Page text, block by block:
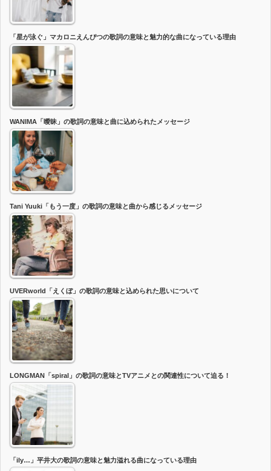
「星が泳ぐ」マカロニえんぴつの歌詞の意味と魅力的な曲になっている理由
WANIMA「曖昧」の歌詞の意味と曲に込められたメッセージ
Tani Yuuki「もう一度」の歌詞の意味と曲から感じるメッセージ
UVERworld「えくぼ」の歌詞の意味と込められた思いについて
LONGMAN「spiral」の歌詞の意味とTVアニメとの関連性について迫る！
「ily…」平井大の歌詞の意味と魅力溢れる曲になっている理由